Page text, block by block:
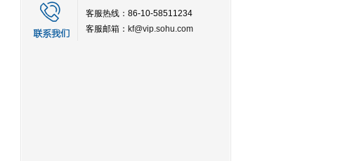
客服热线：86-10-58511234
客服邮箱： kf@vip.sohu.com